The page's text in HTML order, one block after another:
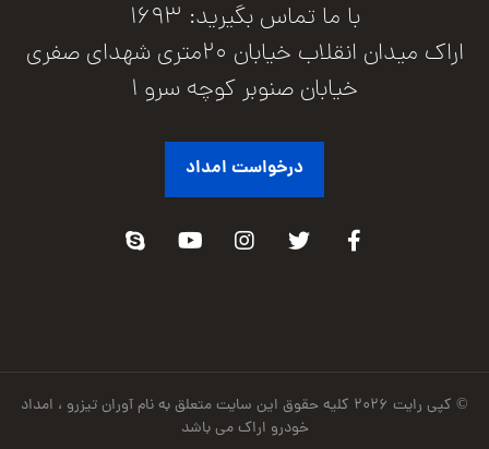
با ما تماس بگیرید: 1693
اراک میدان انقلاب خیابان 20متری شهدای صفری
خیابان صنوبر کوچه سرو 1
درخواست امداد
© کپی رایت ۲۰۲۶ کلیه حقوق این سایت متعلق به نام آوران تیزرو ، امداد
خودرو اراک می باشد